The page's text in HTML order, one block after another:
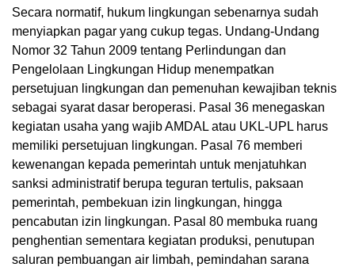
Secara normatif, hukum lingkungan sebenarnya sudah
menyiapkan pagar yang cukup tegas. Undang-Undang
Nomor 32 Tahun 2009 tentang Perlindungan dan
Pengelolaan Lingkungan Hidup menempatkan
persetujuan lingkungan dan pemenuhan kewajiban teknis
sebagai syarat dasar beroperasi. Pasal 36 menegaskan
kegiatan usaha yang wajib AMDAL atau UKL-UPL harus
memiliki persetujuan lingkungan. Pasal 76 memberi
kewenangan kepada pemerintah untuk menjatuhkan
sanksi administratif berupa teguran tertulis, paksaan
pemerintah, pembekuan izin lingkungan, hingga
pencabutan izin lingkungan. Pasal 80 membuka ruang
penghentian sementara kegiatan produksi, penutupan
saluran pembuangan air limbah, pemindahan sarana